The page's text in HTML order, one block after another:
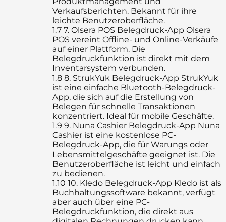
Verkaufsberichten. Bekannt für ihre
leichte Benutzeroberfläche.
1.7 7. Olsera POS Belegdruck-App Olsera
POS vereint Offline- und Online-Verkäufe
auf einer Plattform. Die
Belegdruckfunktion ist direkt mit dem
Inventarsystem verbunden.
1.8 8. StrukYuk Belegdruck-App StrukYuk
ist eine einfache Bluetooth-Belegdruck-
App, die sich auf die Erstellung von
Belegen für schnelle Transaktionen
konzentriert. Ideal für mobile Geschäfte.
1.9 9. Nuna Cashier Belegdruck-App Nuna
Cashier ist eine kostenlose PC-
Belegdruck-App, die für Warungs oder
Lebensmittelgeschäfte geeignet ist. Die
Benutzeroberfläche ist leicht und einfach
zu bedienen.
1.10 10. Kledo Belegdruck-App Kledo ist als
Buchhaltungssoftware bekannt, verfügt
aber auch über eine PC-
Belegdruckfunktion, die direkt aus